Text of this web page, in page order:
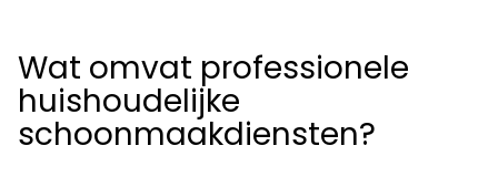
Wat omvat professionele
huishoudelijke
schoonmaakdiensten?